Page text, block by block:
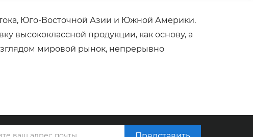
Юго-Восточной Азии и Южной Америки.
высококлассной продукции, как основу, а
мировой рынок, непрерывно